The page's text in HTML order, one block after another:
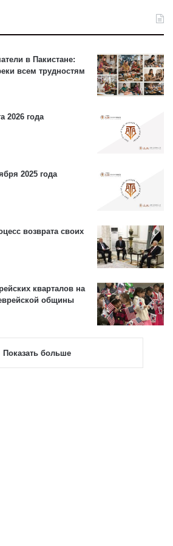
в Пакистане:
всем трудностям
2026 года
2025 года
возврата своих
кварталов на
общины
Показать больше